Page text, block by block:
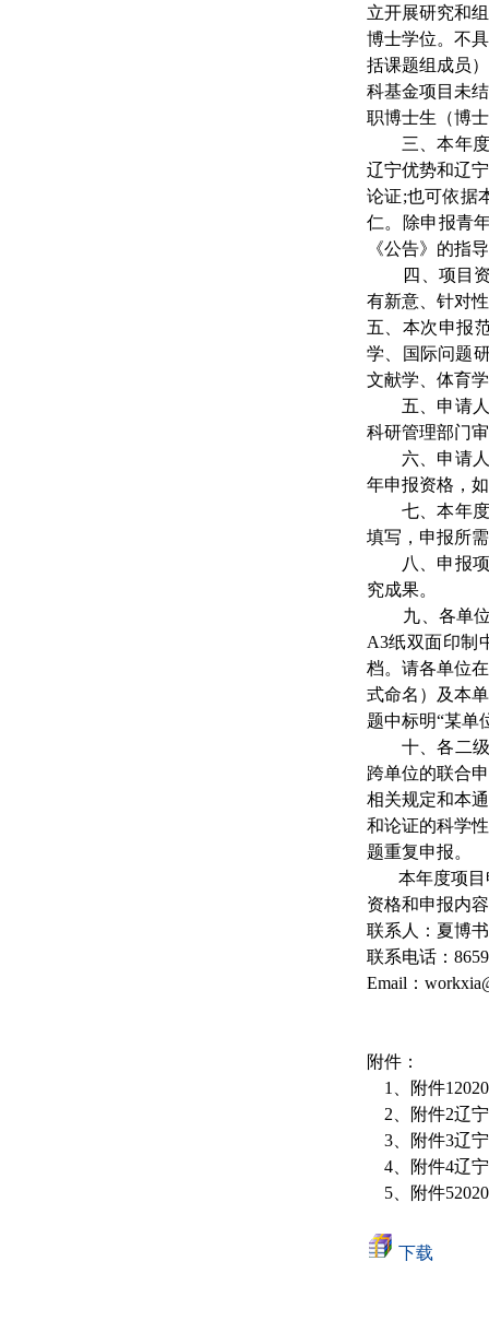
立开展研究和
博士学位。不
括课题组成员
科基金项目未
职博士生（博
三、本年度
辽宁优势和辽
论证;也可依据
仁。除申报青
《公告》的指
四、项目资
有新意、针对
五、本次申报
学、国际问题
文献学、体育
五、申请人
科研管理部门
六、申请人
年申报资格，
七、本年度辽
填写，申报所
八、申报项目
究成果。
九、各单位
A3纸双面印制
档。请各单位
式命名）及本
题中标明“某单
十、各二级
跨单位的联合
相关规定和本
和论证的科学
题重复申报。
本年度项目
资格和申报内
联系人：夏博
联系电话：
Email：
附件：
1、附件
2、附件2辽
3、附件3辽
4、附件4辽
5、附件
下载